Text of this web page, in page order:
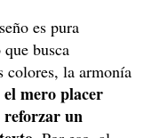
es pura
busca
colores, la armonía
el mero placer
reforzar un